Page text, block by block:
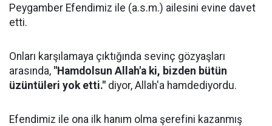
Peygamber Efendimiz ile (a.s.m.) ailesini evine davet
etti.
Onları karşılamaya çıktığında sevinç gözyaşları
arasında, "Hamdolsun Allah'a ki, bizden bütün
üzüntüleri yok etti." diyor, Allah'a hamdediyordu.
Efendimiz ile ona ilk hanım olma şerefini kazanmış